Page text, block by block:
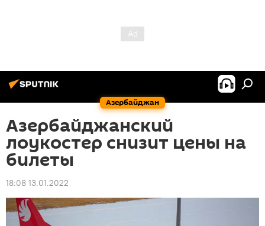
Азербайджан
Азербайджанский
лоукостер снизит цены на
билеты
18:08 13.01.2022